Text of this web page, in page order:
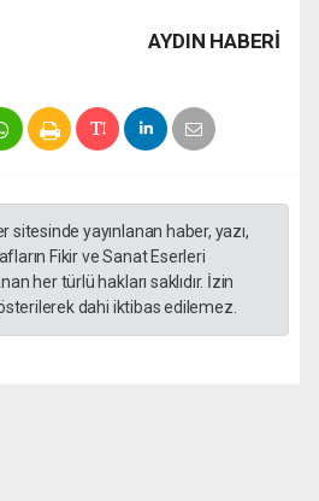
AYDIN HABERİ
yayınlanan haber, yazı,
Fikir ve Sanat Eserleri
her türlü hakları saklıdır. İzin
dahi iktibas edilemez.